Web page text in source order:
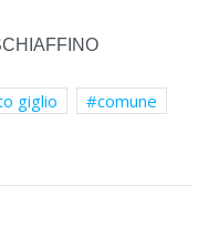
giglio
comune